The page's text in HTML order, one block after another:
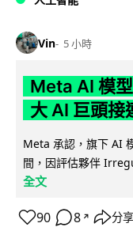
Vin 5 小時
Meta AI 模
大 AI 巨頭接
Meta 承認，旗下 AI
間，因評估夥伴
全文
90 8 ↗ 分享